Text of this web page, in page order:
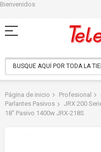
Bienvenidos
al
contenido
Página de inicio Profesional
Parlantes Pasivos
JRX 200
18" Pasivo 1400w JRX-218S